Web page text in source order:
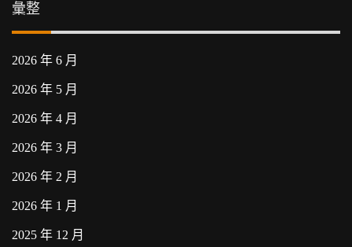
彙整
2026 年 6 月
2026 年 5 月
2026 年 4 月
2026 年 3 月
2026 年 2 月
2026 年 1 月
2025 年 12 月